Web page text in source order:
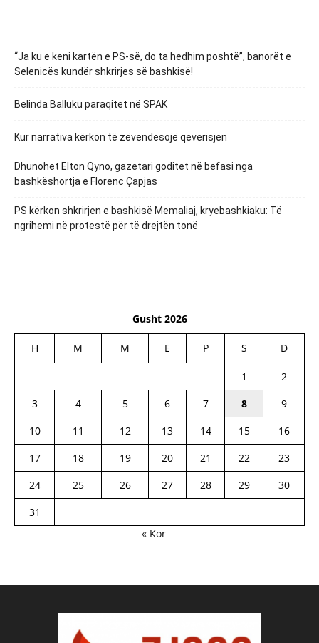
“Ja ku e keni kartën e PS-së, do ta hedhim poshtë”, banorët e
Selenicës kundër shkrirjes së bashkisë!
Belinda Balluku paraqitet në SPAK
Kur narrativa kërkon të zëvendësojë qeverisjen
Dhunohet Elton Qyno, gazetari goditet në befasi nga
bashkëshortja e Florenc Çapjas
PS kërkon shkrirjen e bashkisë Memaliaj, kryebashkiaku: Të
ngrihemi në protestë për të drejtën tonë
Gusht 2026
H M M E P S D
1
2
3
4 5 6 7 8
9
10
11 12 13 14 15
16
17
18 19 20 21 22
23
24
25 26 27 28 29
30
31
« Kor